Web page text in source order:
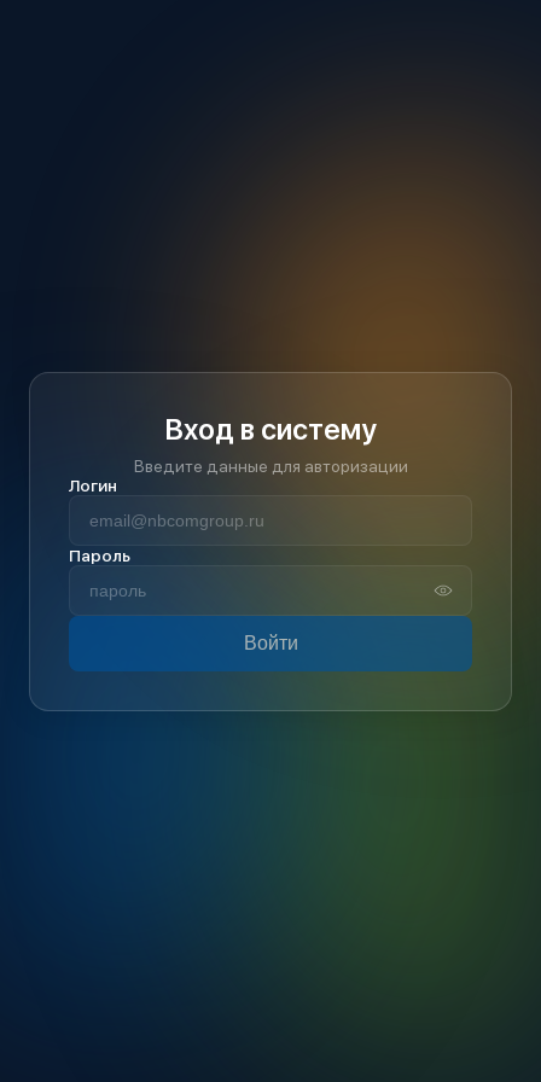
Вход в систему
Введите данные для авторизации
Логин
Пароль
Войти